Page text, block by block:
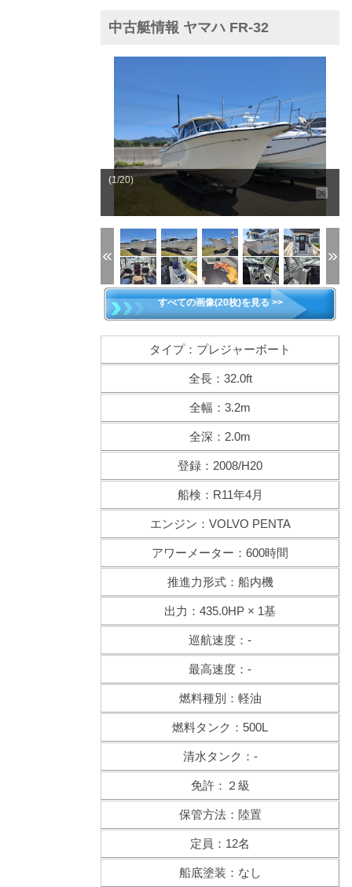
中古艇情報 ヤマハ FR-32
(1/20)
すべての画像(20枚)を見る >>
タイプ：プレジャーボート
全長：32.0ft
全幅：3.2m
全深：2.0m
登録：2008/H20
船検：R11年4月
エンジン：VOLVO PENTA
アワーメーター：600時間
推進力形式：船内機
出力：435.0HP × 1基
巡航速度：-
最高速度：-
燃料種別：軽油
燃料タンク：500L
清水タンク：-
免許：２級
保管方法：陸置
定員：12名
船底塗装：なし